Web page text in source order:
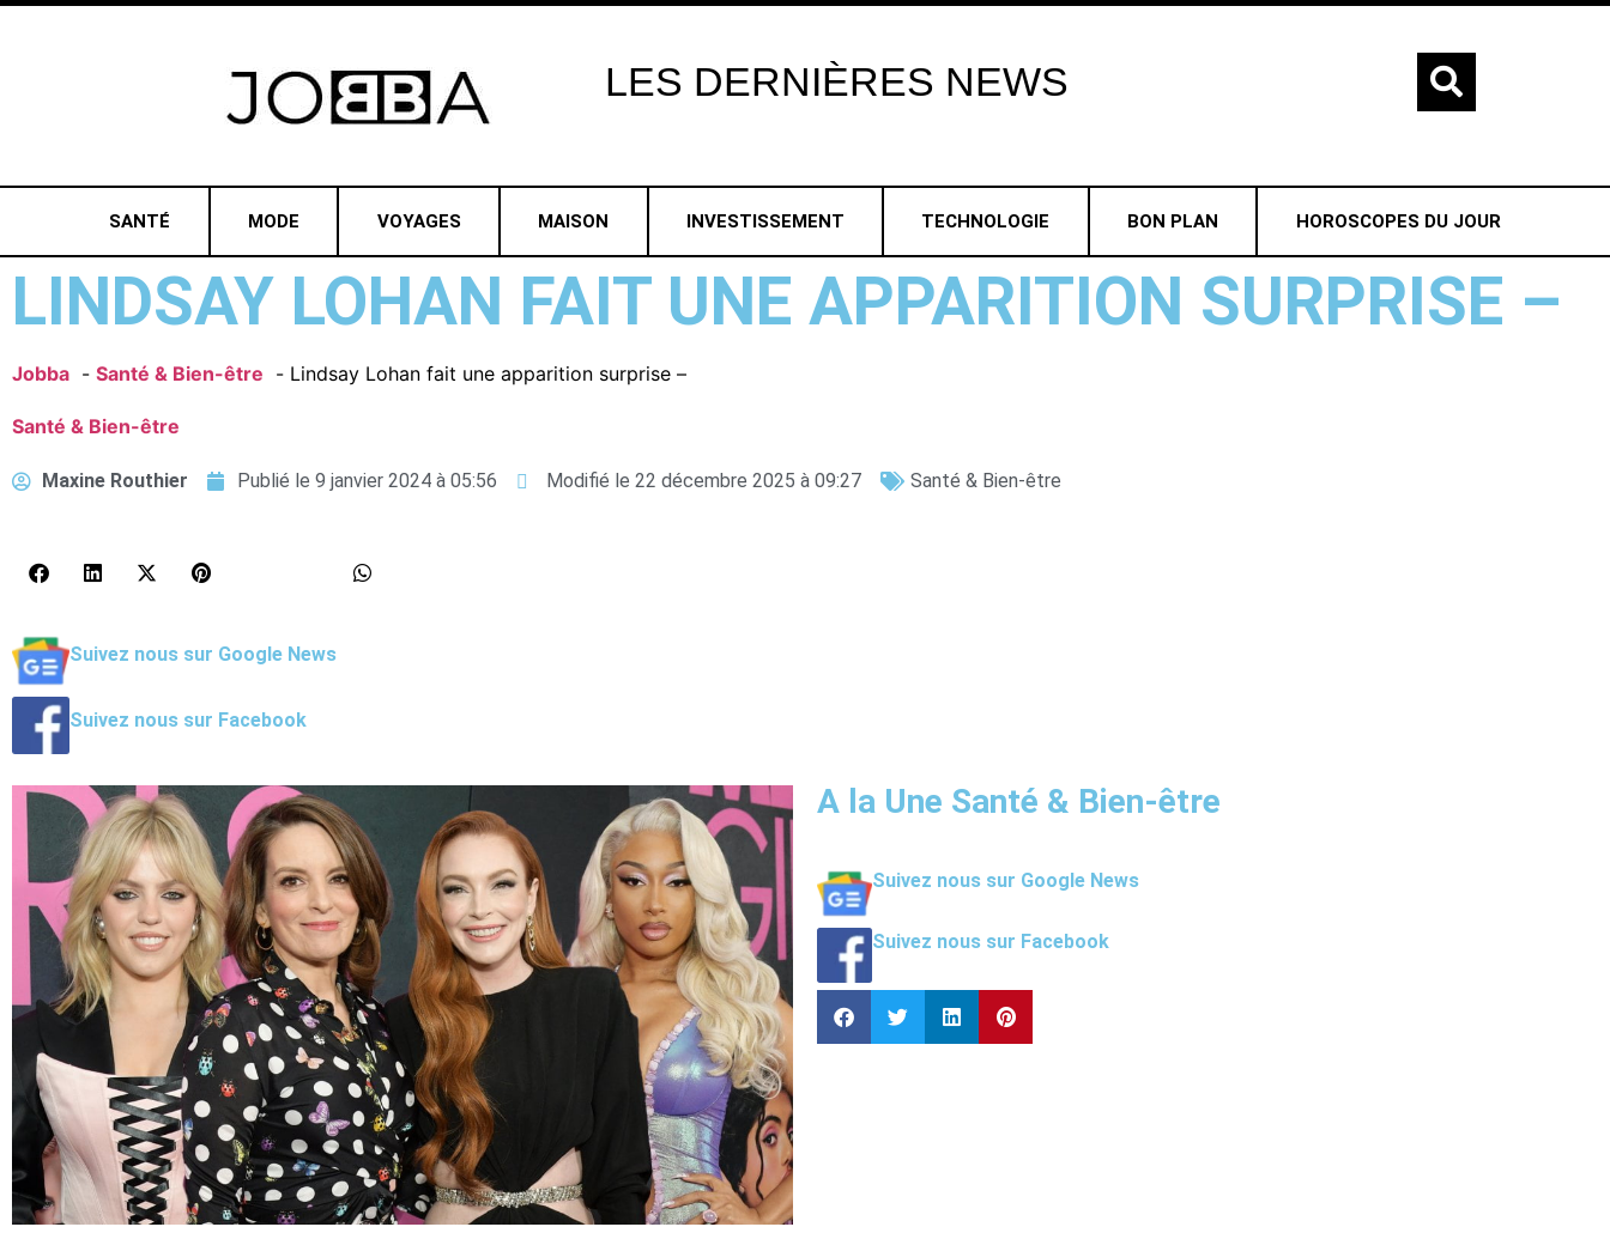
LES DERNIÈRES NEWS
SANTÉ MODE VOYAGES MAISON INVESTISSEMENT TECHNOLOGIE BON PLAN HOROSCOPES DU JOUR
LINDSAY LOHAN FAIT UNE APPARITION SURPRISE –
Jobba Santé & Bien-être Lindsay Lohan fait une apparition surprise –
Santé & Bien-être
Maxine Routhier Publié le 9 janvier 2024 à 05:56 Modifié le 22 décembre 2025 à 09:27 Santé & Bien-être
Suivez nous sur Google News
Suivez nous sur Facebook
A la Une Santé & Bien-être
Suivez nous sur Google News
Suivez nous sur Facebook